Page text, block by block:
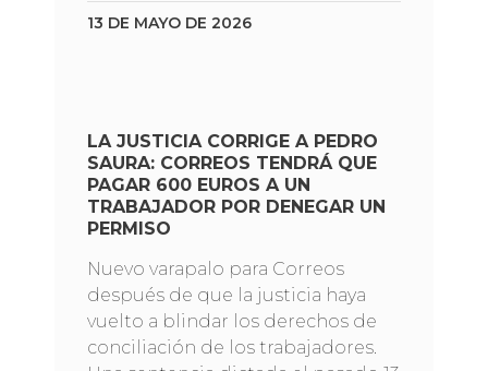
13 DE MAYO DE 2026
LA JUSTICIA CORRIGE A PEDRO
SAURA: CORREOS TENDRÁ QUE
PAGAR 600 EUROS A UN
TRABAJADOR POR DENEGAR UN
PERMISO
Nuevo varapalo para Correos
después de que la justicia haya
vuelto a blindar los derechos de
conciliación de los trabajadores.